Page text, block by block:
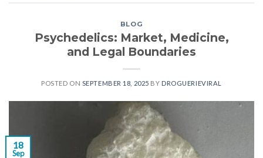
BLOG
Psychedelics: Market, Medicine,
and Legal Boundaries
POSTED ON SEPTEMBER 18, 2025 BY DROGUERIEVIRAL
18
Sep